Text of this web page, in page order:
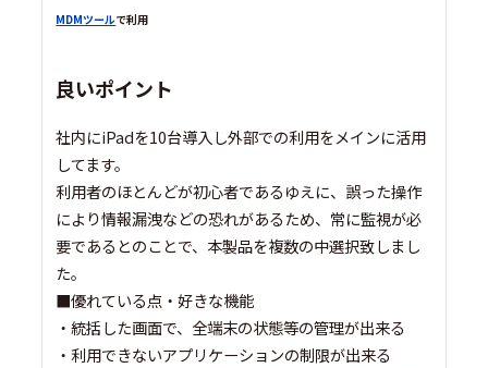
MDMツールで利用
良いポイント
社内にiPadを10台導入し外部での利用をメインに活用
してます。
利用者のほとんどが初心者であるゆえに、誤った操作
により情報漏洩などの恐れがあるため、常に監視が必
要であるとのことで、本製品を複数の中選択致しまし
た。
■優れている点・好きな機能
・統括した画面で、全端末の状態等の管理が出来る
・利用できないアプリケーションの制限が出来る